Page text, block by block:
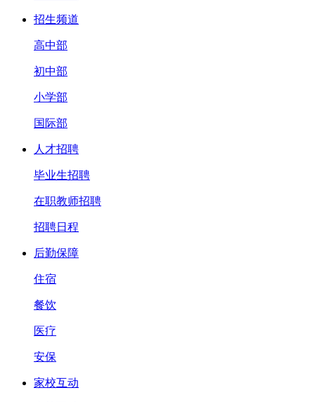
招生频道
高中部
初中部
小学部
国际部
人才招聘
毕业生招聘
在职教师招聘
招聘日程
后勤保障
住宿
餐饮
医疗
安保
家校互动